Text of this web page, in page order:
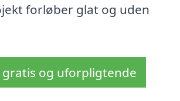
forløber glat og uden
gratis og uforpligtende